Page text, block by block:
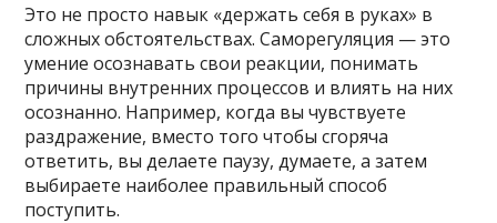
Это не просто навык «держать себя в руках» в
сложных обстоятельствах. Саморегуляция — это
умение осознавать свои реакции, понимать
причины внутренних процессов и влиять на них
осознанно. Например, когда вы чувствуете
раздражение, вместо того чтобы сгоряча
ответить, вы делаете паузу, думаете, а затем
выбираете наиболее правильный способ
поступить.